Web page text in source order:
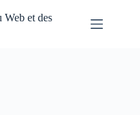
Web et des